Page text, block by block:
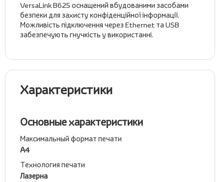
VersaLink B625 оснащений вбудованими засобами
безпеки для захисту конфіденційної інформації.
Можливість підключення через Ethernet та USB
забезпечують гнучкість у використанні.
Характеристики
Основные характеристики
Максимальный формат печати
А4
Технология печати
Лазерна